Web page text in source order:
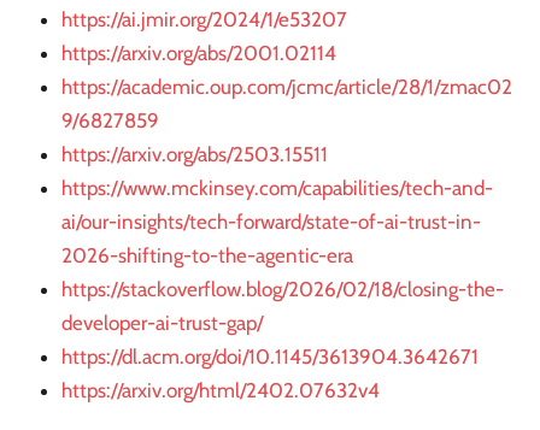
https://ai.jmir.org/2024/1/e53207
https://arxiv.org/abs/2001.02114
https://academic.oup.com/jcmc/article/28/1/zmac02
9/6827859
https://arxiv.org/abs/2503.15511
https://www.mckinsey.com/capabilities/tech-and-
ai/our-insights/tech-forward/state-of-ai-trust-in-
2026-shifting-to-the-agentic-era
https://stackoverflow.blog/2026/02/18/closing-the-
developer-ai-trust-gap/
https://dl.acm.org/doi/10.1145/3613904.3642671
https://arxiv.org/html/2402.07632v4